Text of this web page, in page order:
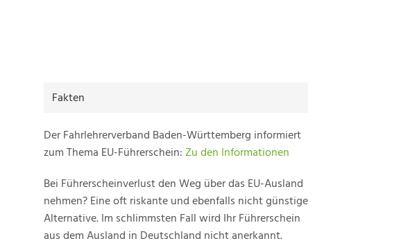
Fakten
Der Fahrlehrerverband Baden-Württemberg informiert
zum Thema EU-Führerschein:Zu den Informationen
Bei Führerscheinverlust den Weg über das EU-Ausland
nehmen? Eine oft riskante und ebenfalls nicht günstige
Alternative. Im schlimmsten Fall wird Ihr Führerschein
aus dem Ausland in Deutschland nicht anerkannt.